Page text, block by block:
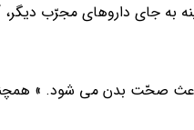
به جای داروهای مجرّب دیگر،
باعث صحّت بدن می شود. »